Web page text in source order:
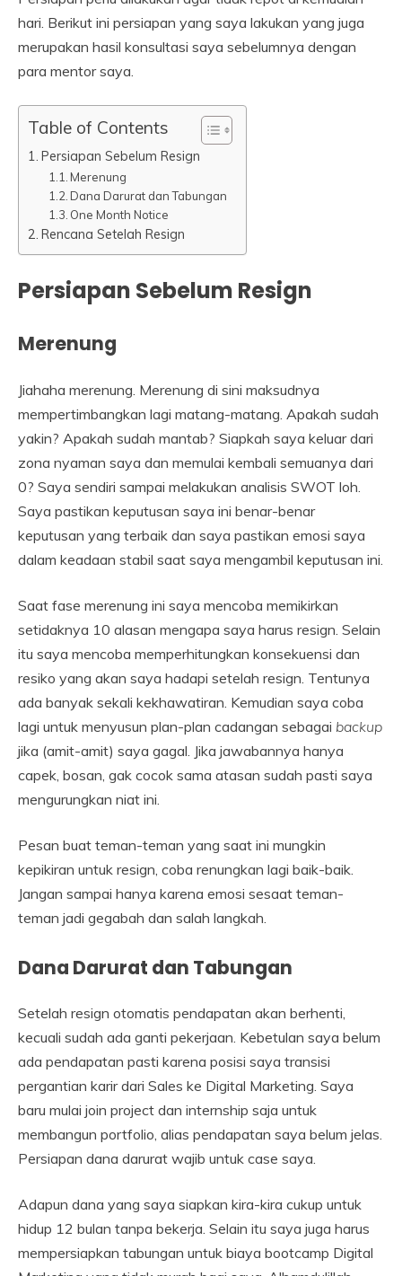
hari. Berikut ini persiapan yang saya lakukan yang juga
merupakan hasil konsultasi saya sebelumnya dengan
para mentor saya.
Table of Contents
Persiapan Sebelum Resign
Merenung
Dana Darurat dan Tabungan
One Month Notice
Rencana Setelah Resign
Persiapan Sebelum Resign
Merenung
Jiahaha merenung. Merenung di sini maksudnya
mempertimbangkan lagi matang-matang. Apakah sudah
yakin? Apakah sudah mantab? Siapkah saya keluar dari
zona nyaman saya dan memulai kembali semuanya dari
0? Saya sendiri sampai melakukan analisis SWOT loh.
Saya pastikan keputusan saya ini benar-benar
keputusan yang terbaik dan saya pastikan emosi saya
dalam keadaan stabil saat saya mengambil keputusan ini.
Saat fase merenung ini saya mencoba memikirkan
setidaknya 10 alasan mengapa saya harus resign. Selain
itu saya mencoba memperhitungkan konsekuensi dan
resiko yang akan saya hadapi setelah resign. Tentunya
ada banyak sekali kekhawatiran. Kemudian saya coba
lagi untuk menyusun plan-plan cadangan sebagai backup
jika (amit-amit) saya gagal. Jika jawabannya hanya
capek, bosan, gak cocok sama atasan sudah pasti saya
mengurungkan niat ini.
Pesan buat teman-teman yang saat ini mungkin
kepikiran untuk resign, coba renungkan lagi baik-baik.
Jangan sampai hanya karena emosi sesaat teman-
teman jadi gegabah dan salah langkah.
Dana Darurat dan Tabungan
Setelah resign otomatis pendapatan akan berhenti,
kecuali sudah ada ganti pekerjaan. Kebetulan saya belum
ada pendapatan pasti karena posisi saya transisi
pergantian karir dari Sales ke Digital Marketing. Saya
baru mulai join project dan internship saja untuk
membangun portfolio, alias pendapatan saya belum jelas.
Persiapan dana darurat wajib untuk case saya.
Adapun dana yang saya siapkan kira-kira cukup untuk
hidup 12 bulan tanpa bekerja. Selain itu saya juga harus
mempersiapkan tabungan untuk biaya bootcamp Digital